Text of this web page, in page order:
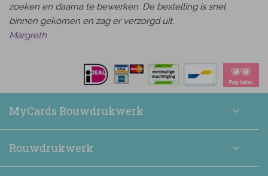
zoeken en daarna te bewerken. De bestelling is snel
binnen gekomen en zag er verzorgd uit.
Margreth
MyCards Rouwdrukwerk
Rouwdrukwerk